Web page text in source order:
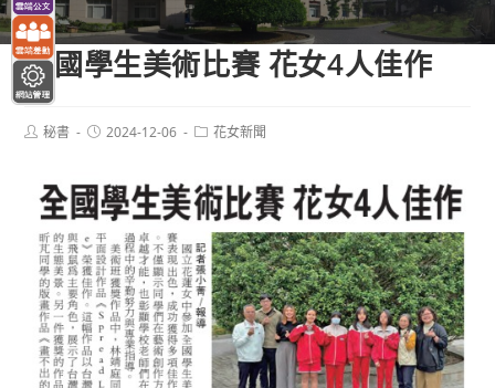
全國學生美術比賽 花女4人佳作
Post秘書
Post2024-12-06
Post花女新聞